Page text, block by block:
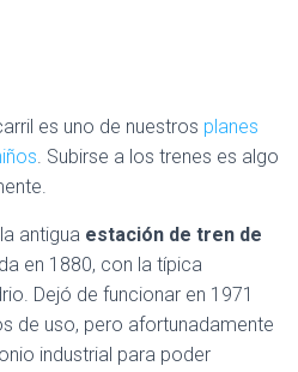
es uno de nuestros planes
. Subirse a los trenes es algo
antigua estación de tren de
en 1880, con la típica
Dejó de funcionar en 1971
de uso, pero afortunadamente
industrial para poder